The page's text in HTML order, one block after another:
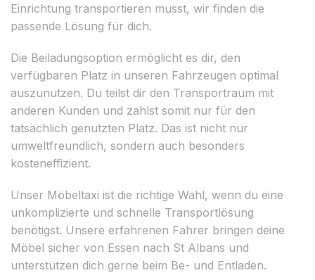
Einrichtung transportieren musst, wir finden die
passende Lösung für dich.
Die Beiladungsoption ermöglicht es dir, den
verfügbaren Platz in unseren Fahrzeugen optimal
auszunutzen. Du teilst dir den Transportraum mit
anderen Kunden und zahlst somit nur für den
tatsächlich genutzten Platz. Das ist nicht nur
umweltfreundlich, sondern auch besonders
kosteneffizient.
Unser Möbeltaxi ist die richtige Wahl, wenn du eine
unkomplizierte und schnelle Transportlösung
benötigst. Unsere erfahrenen Fahrer bringen deine
Möbel sicher von Essen nach St Albans und
unterstützen dich gerne beim Be- und Entladen.